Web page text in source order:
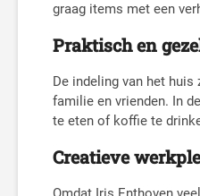
graag items met een
Praktisch en
De indeling van het
familie en vrienden. In
te eten of koffie te
Creatieve